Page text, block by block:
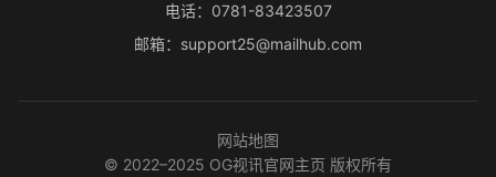
电话：0781-83423507
邮箱：support25@mailhub.com
网站地图
© 2022–2025 OG视讯官网主页 版权所有